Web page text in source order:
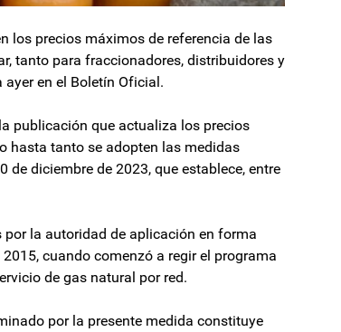
los precios máximos de referencia de las
tanto para fraccionadores, distribuidores y
en el Boletín Oficial.
publicación que actualiza los precios
hasta tanto se adopten las medidas
diciembre de 2023, que establece, entre
por la autoridad de aplicación en forma
cuando comenzó a regir el programa
de gas natural por red.
por la presente medida constituye